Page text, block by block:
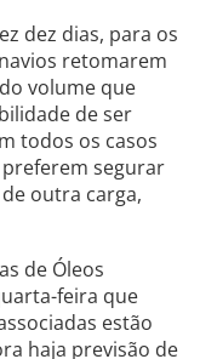
dez dias, para os
retomarem
volume que
de ser
todos os casos
segurar
outra carga,
de Óleos
feira que
estão
haja previsão de